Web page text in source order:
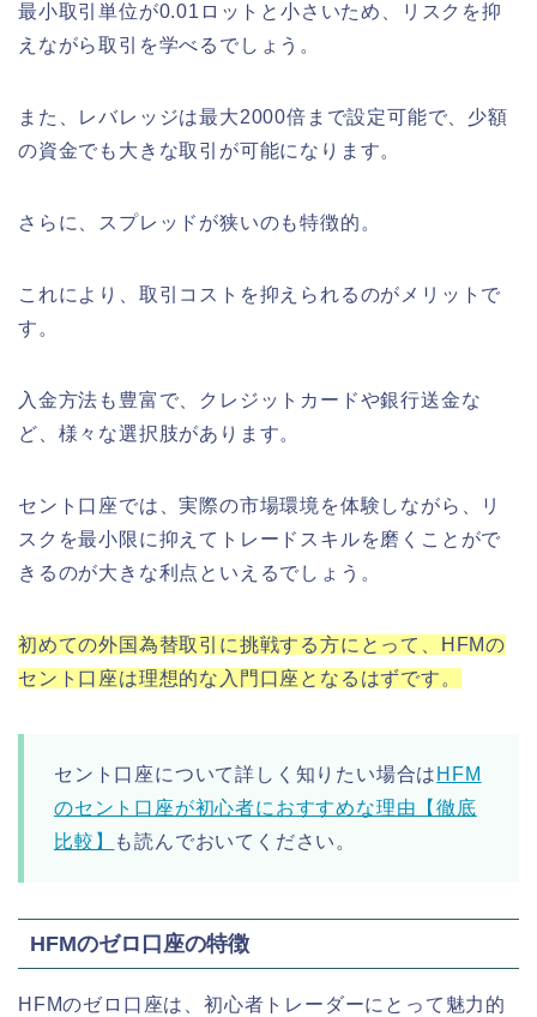
最小取引単位が0.01ロットと小さいため、リスクを抑
えながら取引を学べるでしょう。
また、レバレッジは最大2000倍まで設定可能で、少額
の資金でも大きな取引が可能になります。
さらに、スプレッドが狭いのも特徴的。
これにより、取引コストを抑えられるのがメリットで
す。
入金方法も豊富で、クレジットカードや銀行送金な
ど、様々な選択肢があります。
セント口座では、実際の市場環境を体験しながら、リ
スクを最小限に抑えてトレードスキルを磨くことがで
きるのが大きな利点といえるでしょう。
初めての外国為替取引に挑戦する方にとって、HFMの
セント口座は理想的な入門口座となるはずです。
セント口座について詳しく知りたい場合は HFM
のセント口座が初心者におすすめな理由【徹底
比較】
も読んでおいてください。
HFMのゼロ口座の特徴
HFMのゼロ口座は、初心者トレーダーにとって魅力的